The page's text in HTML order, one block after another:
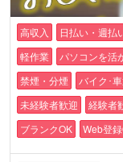
高収入 日払い・週払
軽作業
パソコンを活
禁煙・分煙
バイク･
未経験者歓迎
経験者
ブランクOK
Web登